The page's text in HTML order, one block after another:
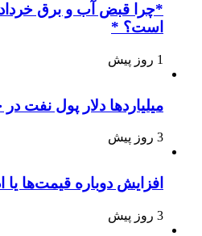
است؟ *
1 روز پیش
میلیاردها دلار پول نفت
3 روز پیش
افزایش دوباره قیمت‌ها
3 روز پیش